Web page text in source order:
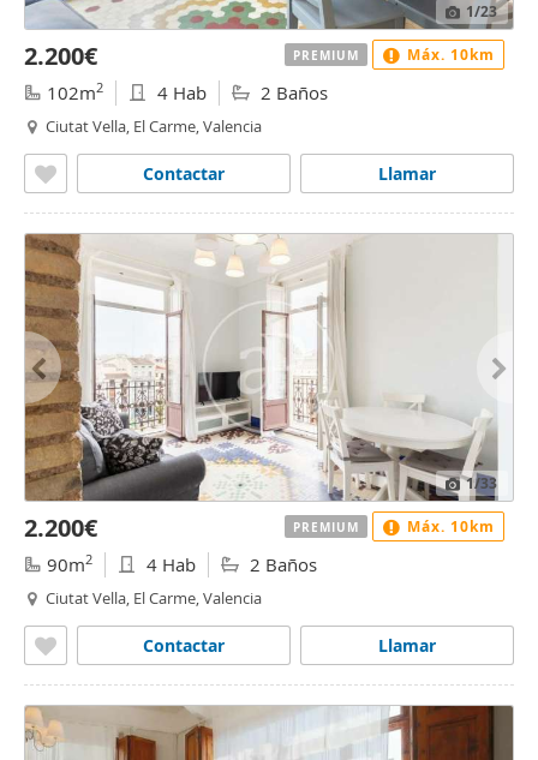
1/23
2.200€
102m2 4 Hab 2 Baños
Ciutat Vella, El Carme, Valencia
Llamar
Contactar
PREMIUM Máx. 10km
1/33
2.200€
90m2 4 Hab 2 Baños
Ciutat Vella, El Carme, Valencia
Llamar
Contactar
PREMIUM Máx. 10km